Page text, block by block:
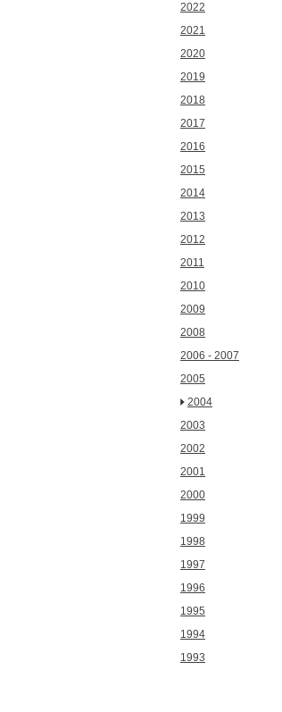
2022
2021
2020
2019
2018
2017
2016
2015
2014
2013
2012
2011
2010
2009
2008
2006 - 2007
2005
2004
2003
2002
2001
2000
1999
1998
1997
1996
1995
1994
1993